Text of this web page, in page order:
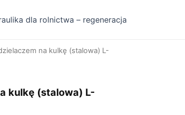
dla rolnictwa – regeneracja
na kulkę (stalowa) L-
kulkę (stalowa) L-